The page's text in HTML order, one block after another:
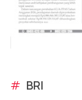
# BRI